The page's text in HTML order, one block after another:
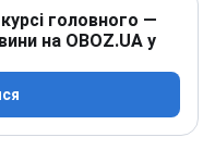
головного —
на OBOZ.UA у